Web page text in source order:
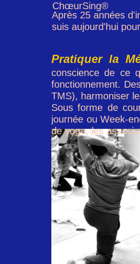
ChœurSing®
Après 25 années
suis aujourd'hui
Pratiquer la
conscience de ce
fonctionnement.
TMS), harmoniser
Sous forme de
journée ou Week-
de yoga, les